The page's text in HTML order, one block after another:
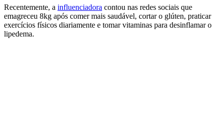
Recentemente, a influenciadora contou nas redes sociais que
emagreceu 8kg após comer mais saudável, cortar o glúten, praticar
exercícios físicos diariamente e tomar vitaminas para desinflamar o
lipedema.